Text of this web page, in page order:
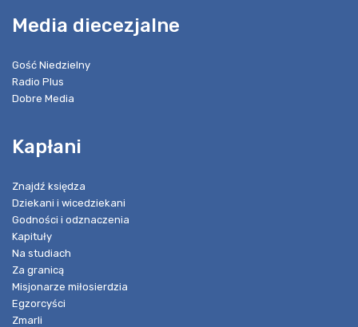
Media diecezjalne
Gość Niedzielny
Radio Plus
Dobre Media
Kapłani
Znajdź księdza
Dziekani i wicedziekani
Godności i odznaczenia
Kapituły
Na studiach
Za granicą
Misjonarze miłosierdzia
Egzorcyści
Zmarli